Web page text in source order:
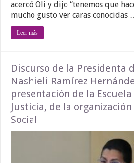
acercó Oli y dijo “tenemos que
mucho gusto ver caras conocidas
Leer más
Discurso de la Presidenta
Nashieli Ramírez
presentación de la
Justicia, de la organización
Social